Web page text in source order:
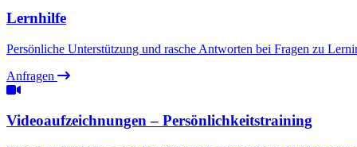
Lernhilfe
Persönliche Unterstützung und rasche Antworten bei Fragen zu
Anfragen
Videoaufzeichnungen – Persönlichkeitstraining